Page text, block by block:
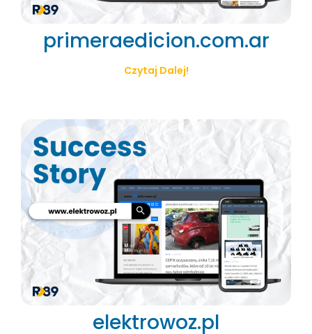
primeraedicion.com.ar
Czytaj Dalej!
elektrowoz.pl